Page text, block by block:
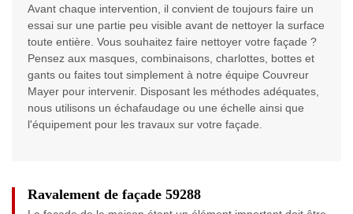
Avant chaque intervention, il convient de toujours faire un
essai sur une partie peu visible avant de nettoyer la surface
toute entière. Vous souhaitez faire nettoyer votre façade ?
Pensez aux masques, combinaisons, charlottes, bottes et
gants ou faites tout simplement à notre équipe Couvreur
Mayer pour intervenir. Disposant les méthodes adéquates,
nous utilisons un échafaudage ou une échelle ainsi que
l'équipement pour les travaux sur votre façade.
Ravalement de façade 59288